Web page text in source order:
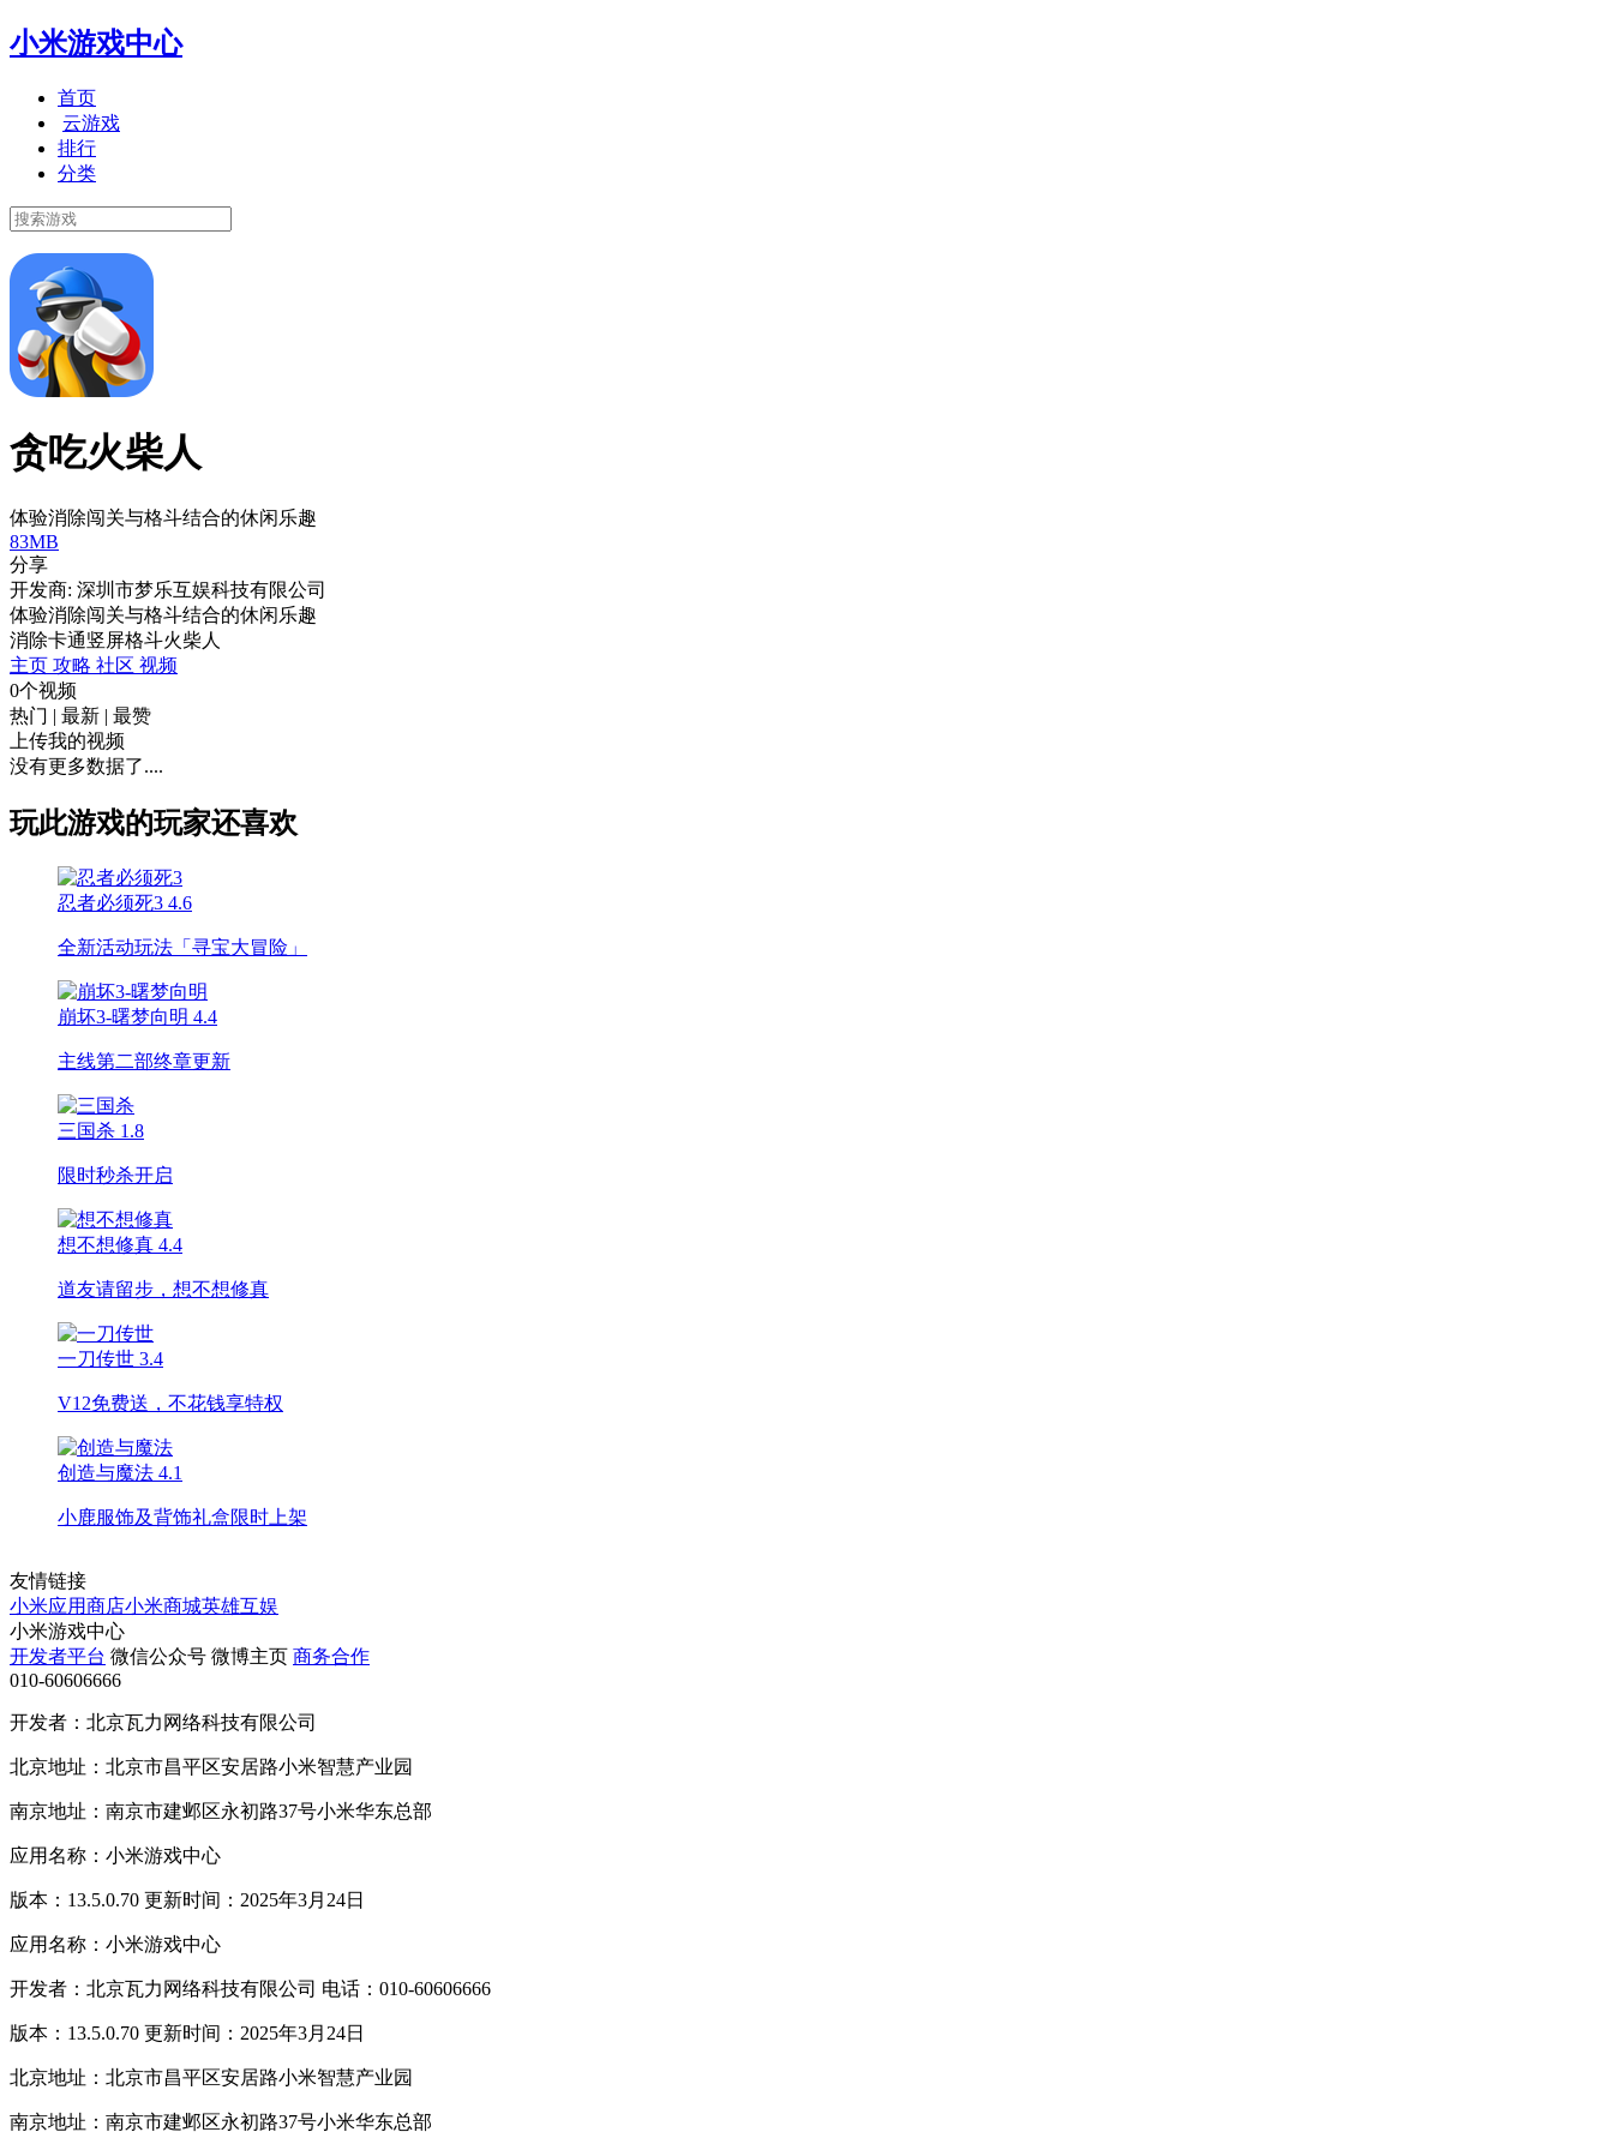
小米游戏中心
首页
云游戏
排行
分类
贪吃火柴人
体验消除闯关与格斗结合的休闲乐趣
83MB
分享
开发商: 深圳市梦乐互娱科技有限公司
体验消除闯关与格斗结合的休闲乐趣
消除卡通竖屏格斗火柴人
主页 攻略 社区 视频
0个视频
热门 | 最新 | 最赞
上传我的视频
没有更多数据了....
玩此游戏的玩家还喜欢
忍者必须死3 4.6
全新活动玩法「寻宝大冒险」
崩坏3-曙梦向明 4.4
主线第二部终章更新
三国杀 1.8
限时秒杀开启
想不想修真 4.4
道友请留步，想不想修真
一刀传世 3.4
V12免费送，不花钱享特权
创造与魔法 4.1
小鹿服饰及背饰礼盒限时上架
友情链接
小米应用商店小米商城英雄互娱
小米游戏中心
开发者平台 微信公众号 微博主页 商务合作
010-60606666
开发者：北京瓦力网络科技有限公司
北京地址：北京市昌平区安居路小米智慧产业园
南京地址：南京市建邺区永初路37号小米华东总部
应用名称：小米游戏中心
版本：13.5.0.70 更新时间：2025年3月24日
应用名称：小米游戏中心
开发者：北京瓦力网络科技有限公司 电话：010-60606666
版本：13.5.0.70 更新时间：2025年3月24日
北京地址：北京市昌平区安居路小米智慧产业园
南京地址：南京市建邺区永初路37号小米华东总部